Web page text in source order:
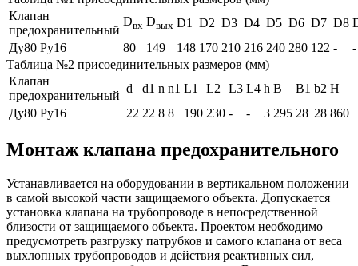
Клапан
предохранительный
Dвх Dвых D1 D2 D3 D4 D5 D6 D7 D8
Ду80 Ру16
80 149 148 170 210 216 240 280 122 -
-
Таблица №2 присоединительных размеров (мм)
Клапан
предохранительный
d d1 n n1 L1 L2 L3 L4 h B B1 b2 H
Ду80 Ру16
22 22 8 8 190 230 - - 3 295 28 28 860
Монтаж клапана предохранительного
Устанавливается на оборудовании в вертикальном положении
в самой высокой части защищаемого объекта. Допускается
установка клапана на трубопроводе в непосредственной
близости от защищаемого объекта. Проектом необходимо
предусмотреть разгрузку патрубков и самого клапана от веса
выхлопных трубопроводов и действия реактивных сил,